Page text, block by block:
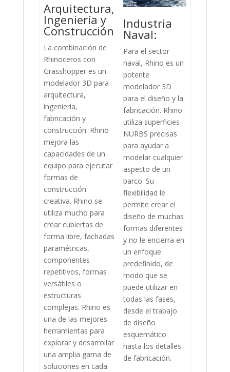
Arquitectura,
Ingeniería y
Construcción
La combinación de
Rhinoceros con
Grasshopper es un
modelador 3D para
arquitectura,
ingeniería,
fabricación y
construcción. Rhino
mejora las
capacidades de un
equipo para ejecutar
formas de
construcción
creativa. Rhino se
utiliza mucho para
crear cubiertas de
forma libre, fachadas
paramétricas,
componentes
repetitivos, formas
versátiles o
estructuras
complejas. Rhino es
una de las mejores
herramientas para
explorar y desarrollar
una amplia gama de
soluciones en cada
Industria
Naval:
Para el sector
naval, Rhino es un
potente
modelador 3D
para el diseño y la
fabricación. Rhino
utiliza superficies
NURBS precisas
para ayudar a
modelar cualquier
aspecto de un
barco. Su
flexibilidad le
permite crear el
diseño de muchas
formas diferentes
y no le encierra en
un enfoque
predefinido, de
modo que se
puede utilizar en
todas las fases,
desde el trabajo
de diseño
esquemático
hasta los detalles
de fabricación.